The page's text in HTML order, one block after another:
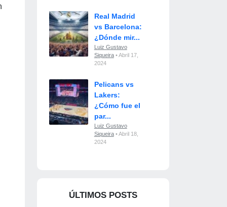
Real Madrid
vs Barcelona:
¿Dónde mir...
Luiz Gustavo
Siqueira• Abril 17,
2024
Pelicans vs
Lakers:
¿Cómo fue el
par...
Luiz Gustavo
Siqueira• Abril 18,
2024
ÚLTIMOS POSTS